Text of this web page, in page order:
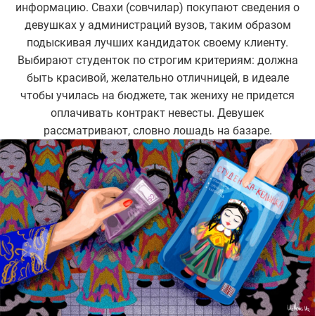
информацию. Свахи (совчилар) покупают сведения о
девушках у администраций вузов, таким образом
подыскивая лучших кандидаток своему клиенту.
Выбирают студенток по строгим критериям: должна
быть красивой, желательно отличницей, в идеале
чтобы училась на бюджете, так жениху не придется
оплачивать контракт невесты. Девушек
рассматривают, словно лошадь на базаре.